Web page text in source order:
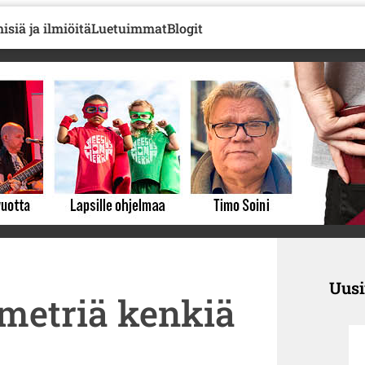
ja ilmiöitäLuetuimmatBlogit
kenkiä